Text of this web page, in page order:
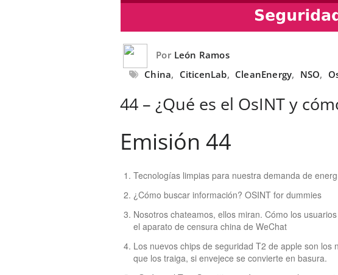
Por León Ramos
China, CiticenLab, CleanEnergy, NSO,
44 – ¿Qué es el OsINT y
Emisión 44
Tecnologías limpias para nuestra demanda de
¿Cómo buscar información? OSINT for dummies
Nosotros chateamos, ellos miran. Cómo los
el aparato de censura china de WeChat
Los nuevos chips de seguridad T2 de apple son
que los traiga, si envejece se convierte en basura.